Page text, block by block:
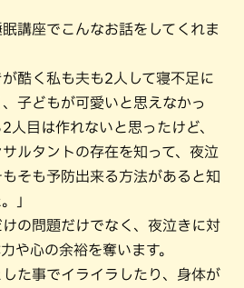
講座でこんなお話をしてくれま
が酷く私も夫も2人して寝不足に
子どもが可愛いと思えなかっ
人目は作れないと思ったけど、
ルタントの存在を知って、夜泣
そも予防出来る方法があると知
」
の問題だけでなく、夜泣きに対
や心の余裕を奪います。
た事でイライラしたり、身体が